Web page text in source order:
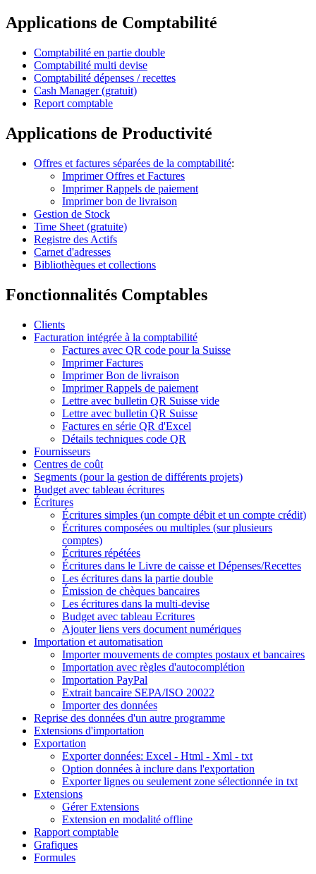
Applications de Comptabilité
Comptabilité en partie double
Comptabilité multi devise
Comptabilité dépenses / recettes
Cash Manager (gratuit)
Report comptable
Applications de Productivité
Offres et factures séparées de la comptabilité:
Imprimer Offres et Factures
Imprimer Rappels de paiement
Imprimer bon de livraison
Gestion de Stock
Time Sheet (gratuite)
Registre des Actifs
Carnet d'adresses
Bibliothèques et collections
Fonctionnalités Comptables
Clients
Facturation intégrée à la comptabilité
Factures avec QR code pour la Suisse
Imprimer Factures
Imprimer Bon de livraison
Imprimer Rappels de paiement
Lettre avec bulletin QR Suisse vide
Lettre avec bulletin QR Suisse
Factures en série QR d'Excel
Détails techniques code QR
Fournisseurs
Centres de coût
Segments (pour la gestion de différents projets)
Budget avec tableau écritures
Écritures
Écritures simples (un compte débit et un compte crédit)
Écritures composées ou multiples (sur plusieurs
comptes)
Écritures répétées
Écritures dans le Livre de caisse et Dépenses/Recettes
Les écritures dans la partie double
Émission de chèques bancaires
Les écritures dans la multi-devise
Budget avec tableau Ecritures
Ajouter liens vers document numériques
Importation et automatisation
Importer mouvements de comptes postaux et bancaires
Importation avec règles d'autocomplétion
Importation PayPal
Extrait bancaire SEPA/ISO 20022
Importer des données
Reprise des données d'un autre programme
Extensions d'importation
Exportation
Exporter données: Excel - Html - Xml - txt
Option données à inclure dans l'exportation
Exporter lignes ou seulement zone sélectionnée in txt
Extensions
Gérer Extensions
Extension en modalité offline
Rapport comptable
Grafiques
Formules